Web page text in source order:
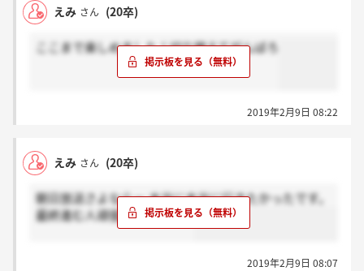
えみ さん (20卒)
ここまで楽しめました！切り替えてがんばろ
2019年2月9日 08:22
えみ さん (20卒)
朝日放送さよならー 本当に本当に行きたかったです。
最終進む人頑張ってください
2019年2月9日 08:07